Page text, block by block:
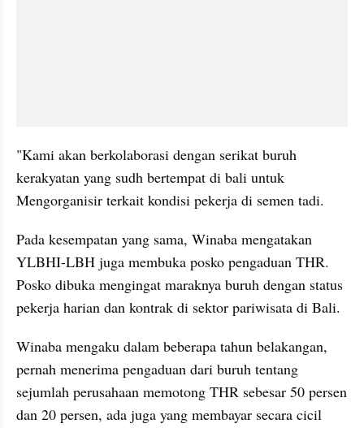
"Kami akan berkolaborasi dengan serikat buruh
kerakyatan yang sudh bertempat di bali untuk
Mengorganisir terkait kondisi pekerja di semen tadi.
Pada kesempatan yang sama, Winaba mengatakan
YLBHI-LBH juga membuka posko pengaduan THR.
Posko dibuka mengingat maraknya buruh dengan status
pekerja harian dan kontrak di sektor pariwisata di Bali.
Winaba mengaku dalam beberapa tahun belakangan,
pernah menerima pengaduan dari buruh tentang
sejumlah perusahaan memotong THR sebesar 50 persen
dan 20 persen, ada juga yang membayar secara cicil